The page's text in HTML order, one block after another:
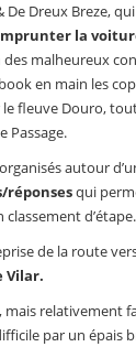
De Dreux Breze,
la
des malheureux
en main les
le fleuve Douro,
Passage.
organisés autour
réponsesqui
d’étape.
de la route
Vilar.
mais relativement
par un épais